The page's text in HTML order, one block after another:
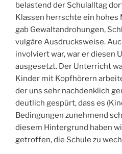
belastend der Schulalltag
Klassen herrschte ein hohes
gab Gewaltandrohungen,
vulgäre Ausdrucksweise.
involviert war, war er diesen
ausgesetzt. Der Unterricht
Kinder mit Kopfhörern
der uns sehr nachdenklich
deutlich gespürt, dass es
Bedingungen zunehmend
diesem Hintergrund haben
getroffen, die Schule zu